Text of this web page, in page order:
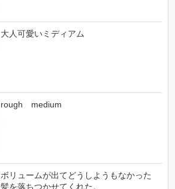
大人可愛いミディアム
rough medium
ボリュームが出てどうしようもなかった
髪を落ちつかせてくれた。